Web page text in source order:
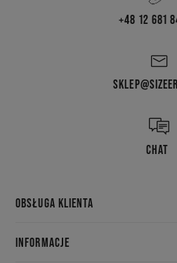
+48 12 681
CHAT
OBSŁUGA KLIENTA
INFORMACJE